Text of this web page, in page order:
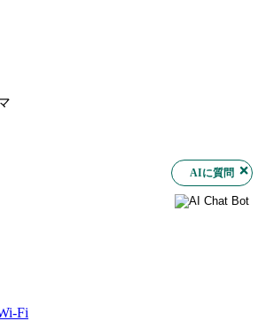
Fi
AIに質問